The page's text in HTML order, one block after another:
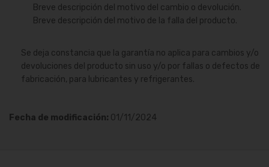
Breve descripción del motivo del cambio o devolución.
Breve descripción del motivo de la falla del producto.
Se deja constancia que la garantía no aplica para cambios y/o
devoluciones del producto sin uso y/o por fallas o defectos de
fabricación, para lubricantes y refrigerantes.
Fecha de modificación: 01/11/2024